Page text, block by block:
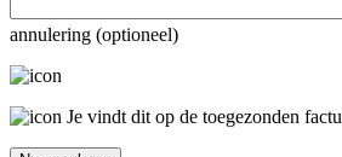
annulering (optioneel)
Je vindt dit op de toegezonden